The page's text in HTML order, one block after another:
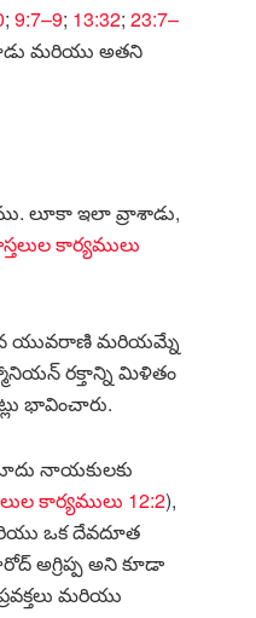
; 9:7–9; 13:32; 23:7–
మరియు అతని
లూకా ఇలా వ్రాశాడు,
కార్యములు
యువరాణి మరియమ్నే
రక్తాన్ని మిళితం
భావించారు.
నాయకులకు
కార్యములు 12:2),
ఒక దేవదూత
అగ్రిప్ప అని కూడా
మరియు